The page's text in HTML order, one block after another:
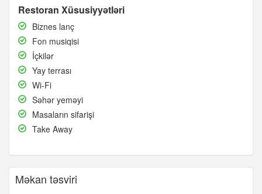
Restoran Xüsusiyyətləri
Biznes
lanç
Biznes lanç
Fon
musiqisi
Fon musiqisi
İçkilər
İçkilər
Yay
terrası
Yay terrası
Wi-
Fi
Wi-Fi
Səhər
yeməyi
Səhər yeməyi
Masaların
sifarişi
Masaların sifarişi
Take
Take Away
Məkan təsviri